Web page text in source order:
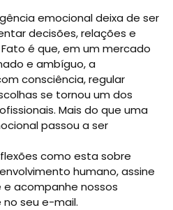
emocional deixa de ser
decisões, relações e
é que, em um mercado
e ambíguo, a
consciência, regular
se tornou um dos
Mais do que uma
passou a ser
como esta sobre
humano, assine
acompanhe nossos
seu e-mail.